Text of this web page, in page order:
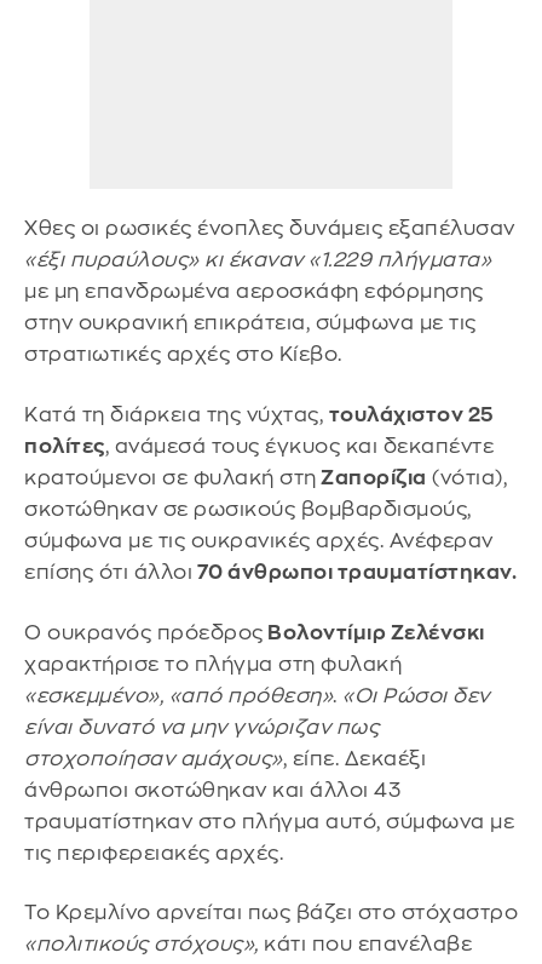
Χθες οι ρωσικές ένοπλες δυνάμεις εξαπέλυσαν
«έξι πυραύλους» κι έκαναν «1.229 πλήγματα»
με μη επανδρωμένα αεροσκάφη εφόρμησης
στην ουκρανική επικράτεια, σύμφωνα με τις
στρατιωτικές αρχές στο Κίεβο.
Κατά τη διάρκεια της νύχτας, τουλάχιστον 25
πολίτες, ανάμεσά τους έγκυος και δεκαπέντε
κρατούμενοι σε φυλακή στη Ζαπορίζια (νότια),
σκοτώθηκαν σε ρωσικούς βομβαρδισμούς,
σύμφωνα με τις ουκρανικές αρχές. Ανέφεραν
επίσης ότι άλλοι 70 άνθρωποι τραυματίστηκαν.
Ο ουκρανός πρόεδρος Βολοντίμιρ Ζελένσκι
χαρακτήρισε το πλήγμα στη φυλακή
«εσκεμμένο», «από πρόθεση». «Οι Ρώσοι δεν
είναι δυνατό να μην γνώριζαν πως
στοχοποίησαν αμάχους», είπε. Δεκαέξι
άνθρωποι σκοτώθηκαν και άλλοι 43
τραυματίστηκαν στο πλήγμα αυτό, σύμφωνα με
τις περιφερειακές αρχές.
Το Κρεμλίνο αρνείται πως βάζει στο στόχαστρο
«πολιτικούς στόχους», κάτι που επανέλαβε